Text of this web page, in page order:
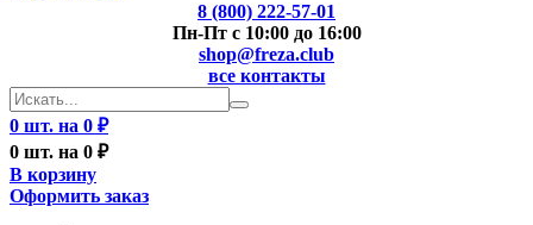
8 (800) 222-57-01
Пн-Пт с 10:00 до 16:00
shop@freza.club
все контакты
0 шт. на 0 ₽
0 шт. на 0 ₽
В корзину
Оформить заказ